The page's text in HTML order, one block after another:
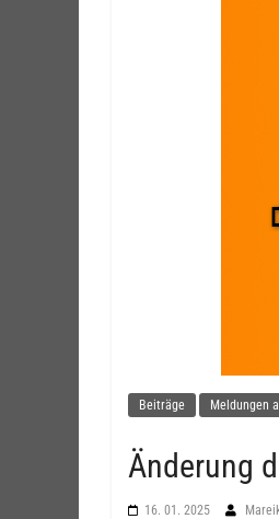
Beiträge Meldungen
Änderung
16. 01. 2025